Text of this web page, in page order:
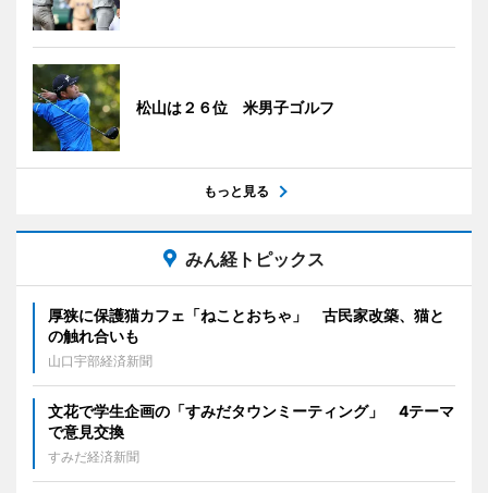
松山は２６位 米男子ゴルフ
もっと見る
みん経トピックス
厚狭に保護猫カフェ「ねことおちゃ」 古民家改築、猫と
の触れ合いも
山口宇部経済新聞
文花で学生企画の「すみだタウンミーティング」 4テーマ
で意見交換
すみだ経済新聞